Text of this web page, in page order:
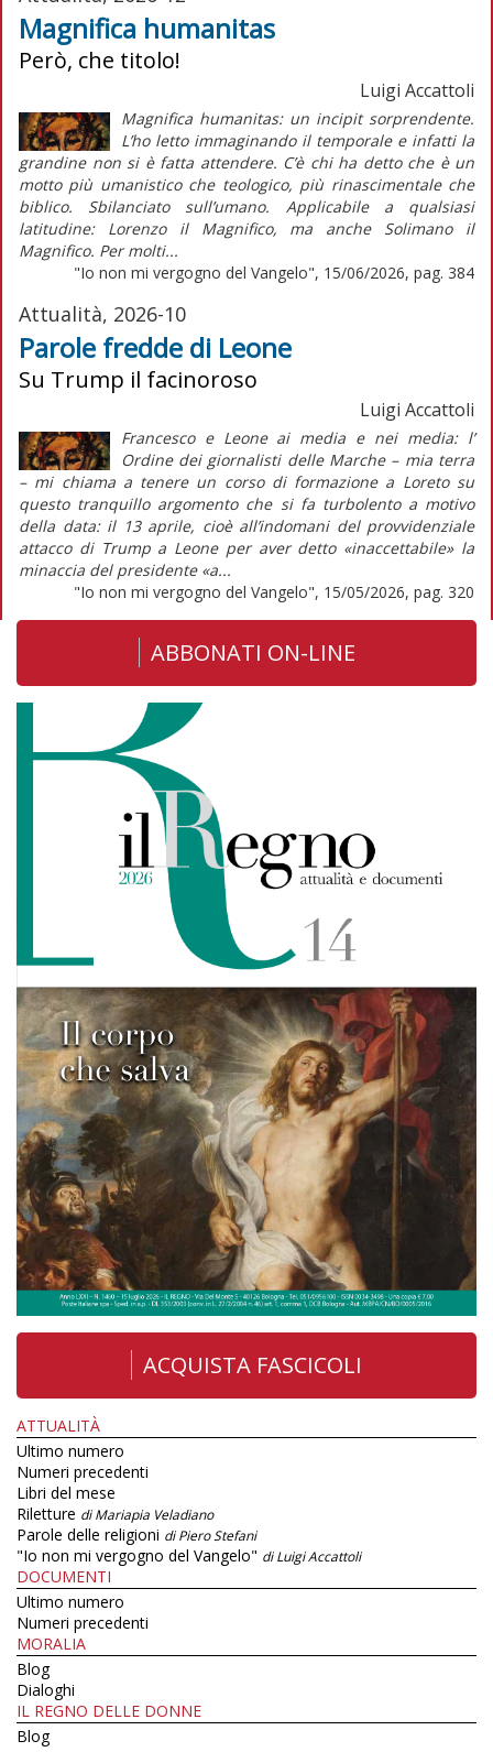
Magnifica humanitas
Però, che titolo!
Luigi Accattoli
Magnifica humanitas: un incipit sorprendente.
L’ho letto immaginando il temporale e infatti la
grandine non si è fatta attendere. C’è chi ha detto che è un
motto più umanistico che teologico, più rinascimentale che
biblico. Sbilanciato sull’umano. Applicabile a qualsiasi
latitudine: Lorenzo il Magnifico, ma anche Solimano il
Magnifico. Per molti...
"Io non mi vergogno del Vangelo", 15/06/2026, pag. 384
Attualità, 2026-10
Parole fredde di Leone
Su Trump il facinoroso
Luigi Accattoli
Francesco e Leone ai media e nei media: l’
Ordine dei giornalisti delle Marche – mia terra
– mi chiama a tenere un corso di formazione a Loreto su
questo tranquillo argomento che si fa turbolento a motivo
della data: il 13 aprile, cioè all’indomani del provvidenziale
attacco di Trump a Leone per aver detto «inaccettabile» la
minaccia del presidente «a...
"Io non mi vergogno del Vangelo", 15/05/2026, pag. 320
ABBONATI ON-LINE
ACQUISTA FASCICOLI
ATTUALITÀ
Ultimo numero
Numeri precedenti
Libri del mese
Riletture di Mariapia Veladiano
Parole delle religioni di Piero Stefani
"Io non mi vergogno del Vangelo" di Luigi Accattoli
DOCUMENTI
Ultimo numero
Numeri precedenti
MORALIA
Blog
Dialoghi
IL REGNO DELLE DONNE
Blog